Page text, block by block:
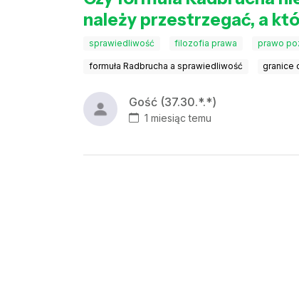
należy przestrzegać, a
sprawiedliwość filozofia prawa prawo
formuła Radbrucha a sprawiedliwość granice
Gość (37.30.*.*)
1 miesiąc temu